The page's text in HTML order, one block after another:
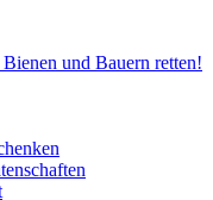
und Bauern retten!